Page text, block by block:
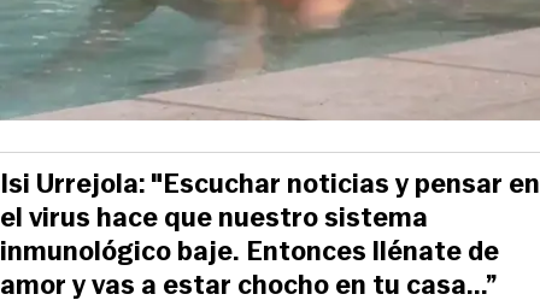
Isi Urrejola: "Escuchar noticias y pensar en
el virus hace que nuestro sistema
inmunológico baje. Entonces llénate de
amor y vas a estar chocho en tu casa...”